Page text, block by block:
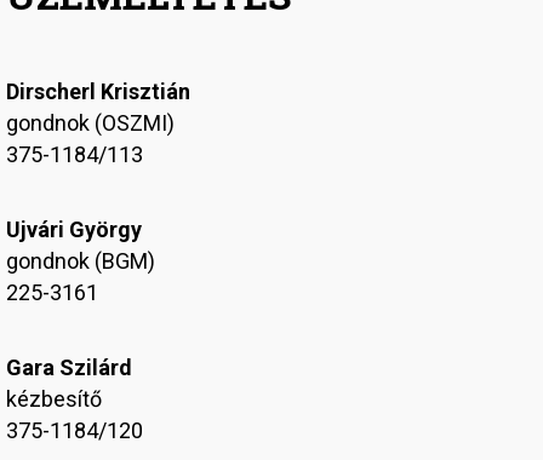
Dirscherl Krisztián
gondnok (OSZMI)
375-1184/113
Ujvári György
gondnok (BGM)
225-3161
Gara Szilárd
kézbesítő
375-1184/120